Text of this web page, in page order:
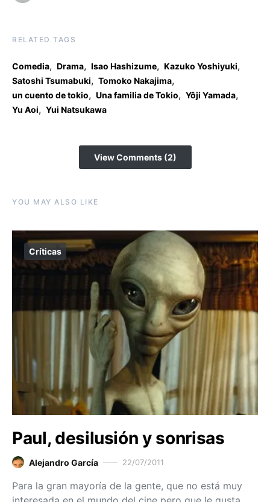
RELATED TAGS
Comedia, Drama, Isao Hashizume, Kazuko Yoshiyuki,
Satoshi Tsumabuki, Tomoko Nakajima,
un cuento de tokio, Una familia de Tokio, Yôji Yamada,
Yu Aoi, Yui Natsukawa
View Comments (2)
YOU MAY ALSO LIKE
Críticas
Paul, desilusión y sonrisas
Alejandro García 22/07/2011
Para la gran mayoría de la gente, que no está muy